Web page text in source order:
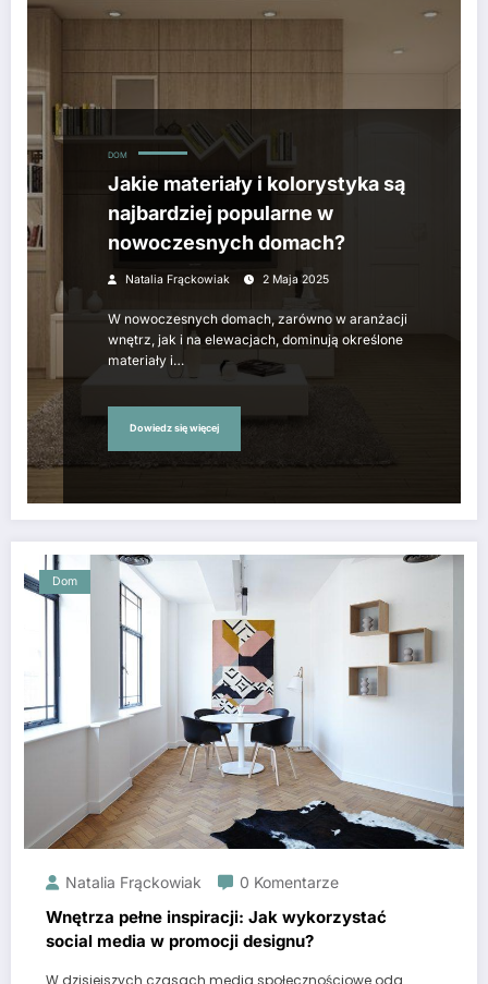
DOM
Jakie materiały i kolorystyka są
najbardziej popularne w
nowoczesnych domach?
Natalia Frąckowiak 2 Maja 2025
W nowoczesnych domach, zarówno w aranżacji
wnętrz, jak i na elewacjach, dominują określone
materiały i…
Dowiedz się więcej
Dom
Natalia Frąckowiak 0 Komentarze
Wnętrza pełne inspiracji: Jak wykorzystać
social media w promocji designu?
W dzisiejszych czasach media społecznościowe odg